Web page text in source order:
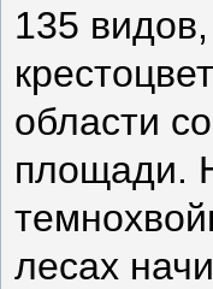
135
области
площади.
лесах